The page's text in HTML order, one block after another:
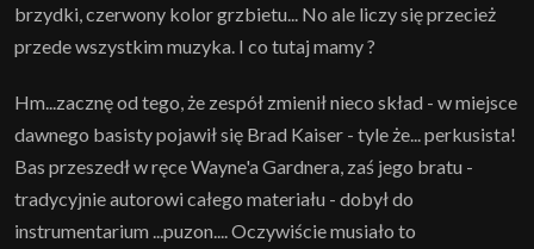
brzydki, czerwony kolor grzbietu... No ale liczy się przecież
przede wszystkim muzyka. I co tutaj mamy ?
Hm...zacznę od tego, że zespół zmienił nieco skład - w miejsce
dawnego basisty pojawił się Brad Kaiser - tyle że... perkusista!
Bas przeszedł w ręce Wayne'a Gardnera, zaś jego bratu -
tradycyjnie autorowi całego materiału - dobył do
instrumentarium ...puzon.... Oczywiście musiało to